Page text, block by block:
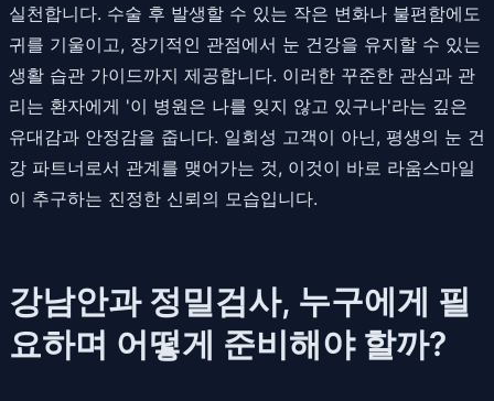
실천합니다. 수술 후 발생할 수 있는 작은 변화나 불편함에도
귀를 기울이고, 장기적인 관점에서 눈 건강을 유지할 수 있는
생활 습관 가이드까지 제공합니다. 이러한 꾸준한 관심과 관
리는 환자에게 '이 병원은 나를 잊지 않고 있구나'라는 깊은
유대감과 안정감을 줍니다. 일회성 고객이 아닌, 평생의 눈 건
강 파트너로서 관계를 맺어가는 것, 이것이 바로 라움스마일
이 추구하는 진정한 신뢰의 모습입니다.
강남안과 정밀검사, 누구에게 필
요하며 어떻게 준비해야 할까?